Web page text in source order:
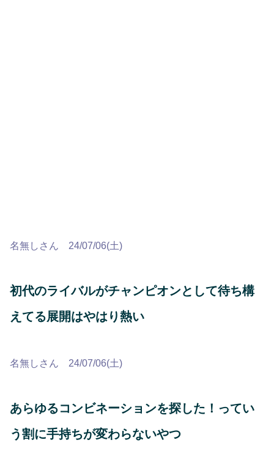
名無しさん 24/07/06(土)
初代のライバルがチャンピオンとして待ち構
えてる展開はやはり熱い
名無しさん 24/07/06(土)
あらゆるコンビネーションを探した！ってい
う割に手持ちが変わらないやつ